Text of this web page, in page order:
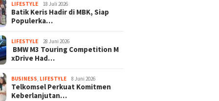
LIFESTYLE 18 Juli 2026
Batik Keris Hadir di MBK, Siap
Populerka…
LIFESTYLE 28 Juni 2026
BMW M3 Touring Competition M
xDrive Had…
BUSINESS, LIFESTYLE 8 Juni 2026
Telkomsel Perkuat Komitmen
Keberlanjutan…